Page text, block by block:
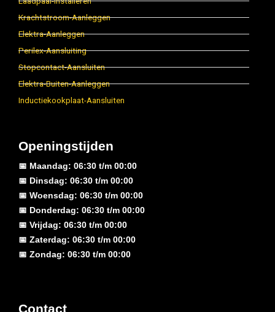
Krachtstroom-Aanleggen
Elektra-Aanleggen
Perilex-Aansluiting
Stopcontact-Aansluiten
Elektra-Buiten-Aanleggen
Inductiekookplaat-Aansluiten
Openingstijden
📅 Maandag: 06:30 t/m 00:00
📅 Dinsdag: 06:30 t/m 00:00
📅 Woensdag: 06:30 t/m 00:00
📅 Donderdag: 06:30 t/m 00:00
📅 Vrijdag: 06:30 t/m 00:00
📅 Zaterdag: 06:30 t/m 00:00
📅 Zondag: 06:30 t/m 00:00
Contact